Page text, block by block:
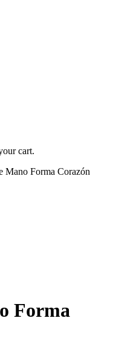
cart.
Mano Forma Corazón
Forma